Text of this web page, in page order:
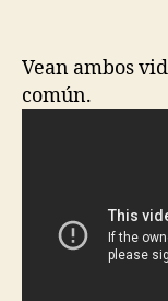
Vean ambos
común.